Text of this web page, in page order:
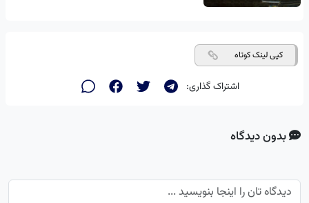
کپی لینک کوتاه
اشتراک گذاری:
بدون دیدگاه